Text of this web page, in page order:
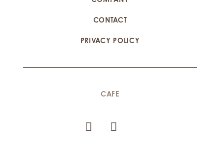
CONTACT
PRIVACY POLICY
CAFE